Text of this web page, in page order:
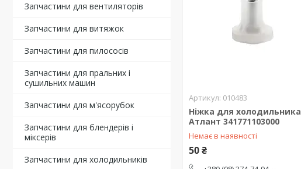
Запчастини для вентиляторів
Запчастини для витяжок
Запчастини для пилососів
Запчастини для пральних і
сушильних машин
Запчастини для м'ясорубок
Запчастини для блендерів і
міксерів
Запчастини для холодильників
010483
Ніжка для холодильника
Атлант 341771103000
Немає в наявності
50 ₴